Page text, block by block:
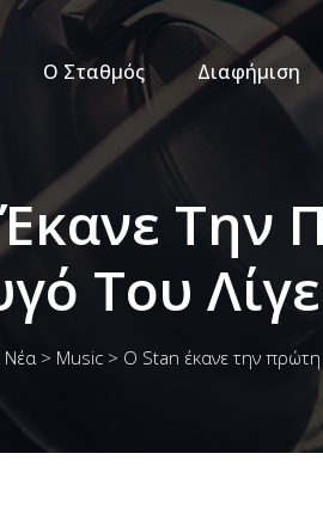
Ο Σταθμός Διαφήμιση
Την
Του
Νέα > Music > Ο Stan έκανε την